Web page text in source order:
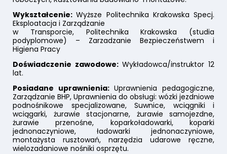
Wykształcenie:Wyższe Politechnika Krakowska Specj.
Eksploatacja i Zarządzanie
w Transporcie, Politechnika Krakowska (studia
podyplomowe) – Zarzadzanie Bezpieczeństwem i
Higiena Pracy
Doświadczenie zawodowe: Wykładowca/instruktor 12
lat.
Posiadane uprawnienia: Uprawnienia pedagogiczne,
Zarządzanie BHP, Uprawnienia do obsługi: wózki jezdniowe
podnośnikowe specjalizowane, Suwnice, wciągniki i
wciągarki, żurawie stacjonarne, żurawie samojezdne,
żurawie przenośne, koparkoładowarki, koparki
jednonaczyniowe, ładowarki jednonaczyniowe,
montażysta rusztowań, narzędzia udarowe ręczne,
wielozadaniowe nośniki osprzętu.